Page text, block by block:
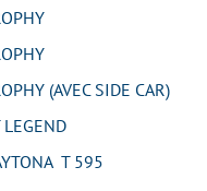
(AVEC SIDE CAR)
T 595